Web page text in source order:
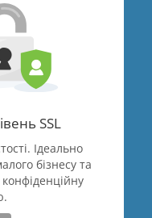
SSL
Ідеально
бізнесу та